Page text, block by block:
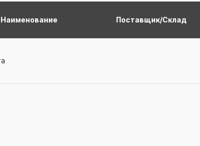
Наименование Поставщик/Склад